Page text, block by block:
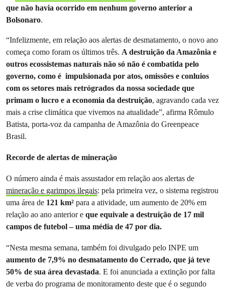
que não havia ocorrido em nenhum governo anterior a
Bolsonaro.
“Infelizmente, em relação aos alertas de desmatamento, o novo ano
começa como foram os últimos três. A destruição da Amazônia e
outros ecossistemas naturais não só não é combatida pelo
governo, como é impulsionada por atos, omissões e conluios
com os setores mais retrógrados da nossa sociedade que
primam o lucro e a economia da destruição, agravando cada vez
mais a crise climática que vivemos na atualidade”, afirma Rômulo
Batista, porta-voz da campanha de Amazônia do Greenpeace
Brasil.
Recorde de alertas de mineração
O número ainda é mais assustador em relação aos alertas de
mineração e garimpos ilegais: pela primeira vez, o sistema registrou
uma área de 121 km² para a atividade, um aumento de 20% em
relação ao ano anterior e que equivale a destruição de 17 mil
campos de futebol – uma média de 47 por dia.
“Nesta mesma semana, também foi divulgado pelo INPE um
aumento de 7,9% no desmatamento do Cerrado, que já teve
50% de sua área devastada. E foi anunciada a extinção por falta
de verba do programa de monitoramento deste que é o segundo